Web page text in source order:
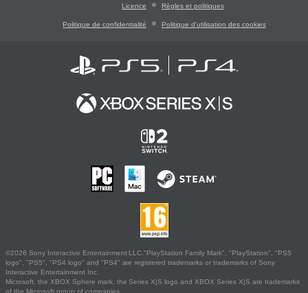
Licence Règles et politiques
Politique de confidentialité Politique d'utilisation des cookies
©2026 Sony Interactive Entertainment LLC."PlayStation Family Mark", "PlayStation", "PS5
logo", "PS5", "PS4 logo" and "PS4" are registered trademarks or trademarks of Sony
Interactive Entertainment Inc.
Microsoft, the XBOX Sphere mark, the Series X|S logo and XBOX Series X|S are trademarks
of the Microsoft group of companies.